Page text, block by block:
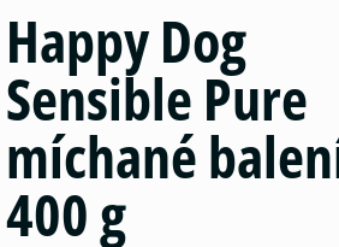
Happy Dog
Sensible Pure
míchané
400 g